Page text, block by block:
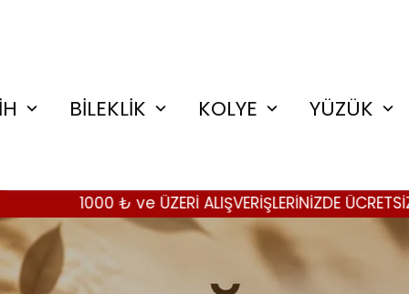
BİLEKLİK KOLYE YÜZÜK
ve ÜZERİ ALIŞVERİŞLERİNİZDE ÜCRETSİZ KARGO